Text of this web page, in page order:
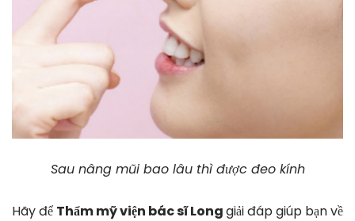
Sau nâng mũi bao lâu thì được đeo kính
Hãy để Thẩm mỹ viện bác sĩ Longgiải đáp giúp bạn về